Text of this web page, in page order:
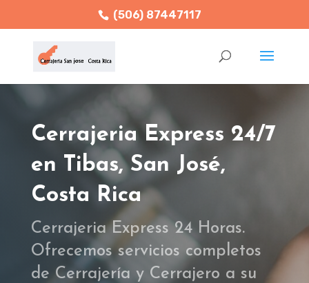
(506) 87447117
Cerrajeria Express 24/7
en Tibas, San José,
Costa Rica
Cerrajeria Express 24 Horas.
Ofrecemos servicios completos
de Cerrajería y Cerrajero a su